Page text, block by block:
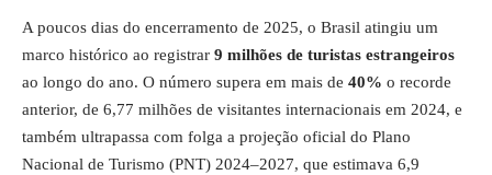
A poucos dias do encerramento de 2025, o Brasil atingiu um
marco histórico ao registrar 9 milhões de turistas estrangeiros
ao longo do ano. O número supera em mais de 40% o recorde
anterior, de 6,77 milhões de visitantes internacionais em 2024, e
também ultrapassa com folga a projeção oficial do Plano
Nacional de Turismo (PNT) 2024–2027, que estimava 6,9